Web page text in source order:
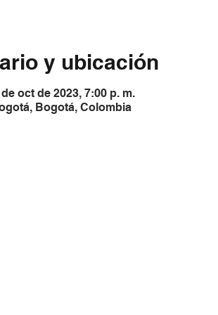
y ubicación
oct de 2023, 7:00 p. m.
Bogotá, Colombia